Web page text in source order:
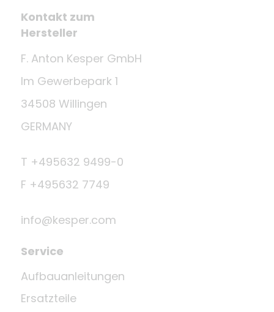
Kontakt zum
Hersteller
F. Anton Kesper GmbH
Im Gewerbepark 1
34508 Willingen
GERMANY
T +495632 9499-0
F +495632 7749
info@kesper.com
Service
Aufbauanleitungen
Ersatzteile